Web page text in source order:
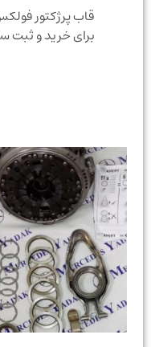
قاب پرژکتور
برای خرید و